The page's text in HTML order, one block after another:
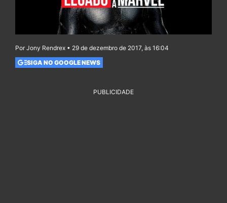
Por Jony Rendrex • 29 de dezembro de 2017, às 16:04
SIGA NO GOOGLE NEWS
PUBLICIDADE